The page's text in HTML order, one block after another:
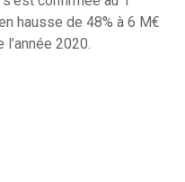
hausse de 48% à 6 M€
2020.